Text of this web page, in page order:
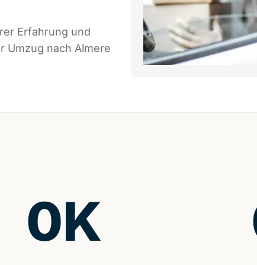
Erfahrung und
Umzug nach Almere
0K